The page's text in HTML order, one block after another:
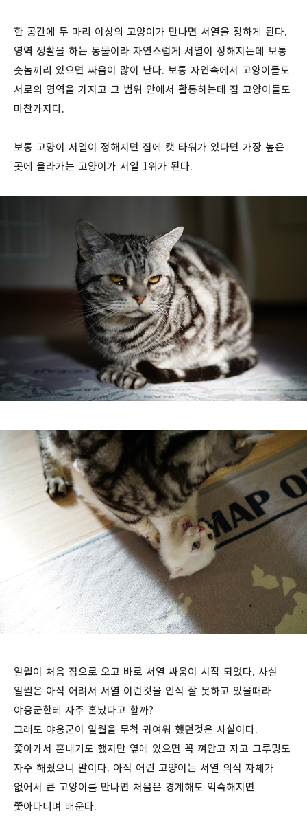
한 공간에 두 마리 이상의 고양이가 만나면 서열을 정하게 된다.
영역 생활을 하는 동물이라 자연스럽게 서열이 정해지는데 보통
숫놈끼리 있으면 싸움이 많이 난다. 보통 자연속에서 고양이들도
서로의 영역을 가지고 그 범위 안에서 활동하는데 집 고양이들도
마찬가지다.
보통 고양이 서열이 정해지면 집에 캣 타워가 있다면 가장 높은
곳에 올라가는 고양이가 서열 1위가 된다.
일월이 처음 집으로 오고 바로 서열 싸움이 시작 되었다. 사실
일월은 아직 어려서 서열 이런것을 인식 잘 못하고 있을때라
야웅군한테 자주 혼났다고 할까?
그래도 야웅군이 일월을 무척 귀여워 했던것은 사실이다.
쫓아가서 혼내기도 했지만 옆에 있으면 꼭 껴안고 자고 그루밍도
자주 해줬으니 말이다. 아직 어린 고양이는 서열 의식 자체가
없어서 큰 고양이를 만나면 처음은 경계해도 익숙해지면
쫓아다니며 배운다.